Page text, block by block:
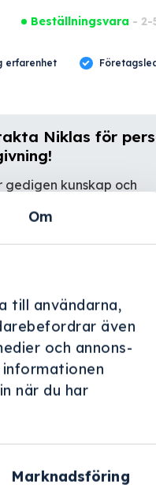
Om
till användarna,
även
och annons-
när du har
Marknadsföring
Beställningsvara -
erfarenhet
Niklas för
gedigen kunskap och
oss